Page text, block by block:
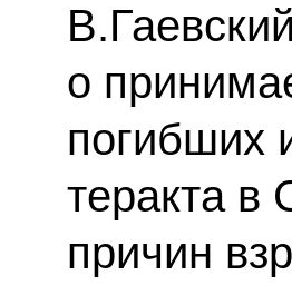
о
погибших
теракта в
причин